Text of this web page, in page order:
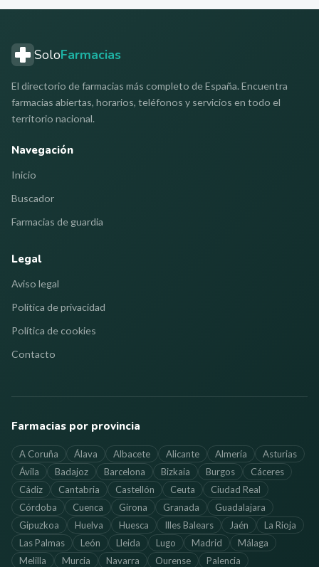
SoloFarmacias
El directorio de farmacias más completo de España. Encuentra
farmacias abiertas, horarios, teléfonos y servicios en todo el
territorio nacional.
Navegación
Inicio
Buscador
Farmacias de guardia
Legal
Aviso legal
Política de privacidad
Política de cookies
Contacto
Farmacias por provincia
A Coruña Álava Albacete Alicante Almería
Asturias
Ávila
Badajoz Barcelona Bizkaia Burgos
Cáceres
Cádiz
Cantabria Castellón Ceuta
Ciudad Real
Córdoba
Cuenca Girona Granada
Guadalajara
Gipuzkoa
Huelva Huesca Illes Balears Jaén
La Rioja
Las Palmas
León Lleida Lugo Madrid
Málaga
Melilla
Murcia Navarra Ourense Palencia